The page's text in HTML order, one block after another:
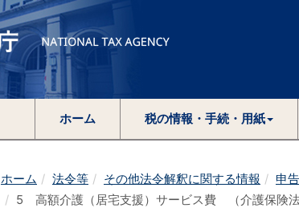
ホーム 税の情報・手続・用紙
ホーム 法令等 その他法令解釈に関する情報
申
5 高額介護（居宅支援）サービス費 （介護保険法